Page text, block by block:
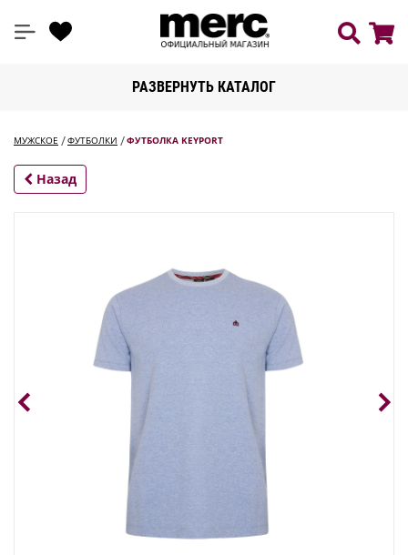
РАЗВЕРНУТЬ КАТАЛОГ
МУЖСКОЕ ФУТБОЛКИ ФУТБОЛКА KEYPORT
Назад